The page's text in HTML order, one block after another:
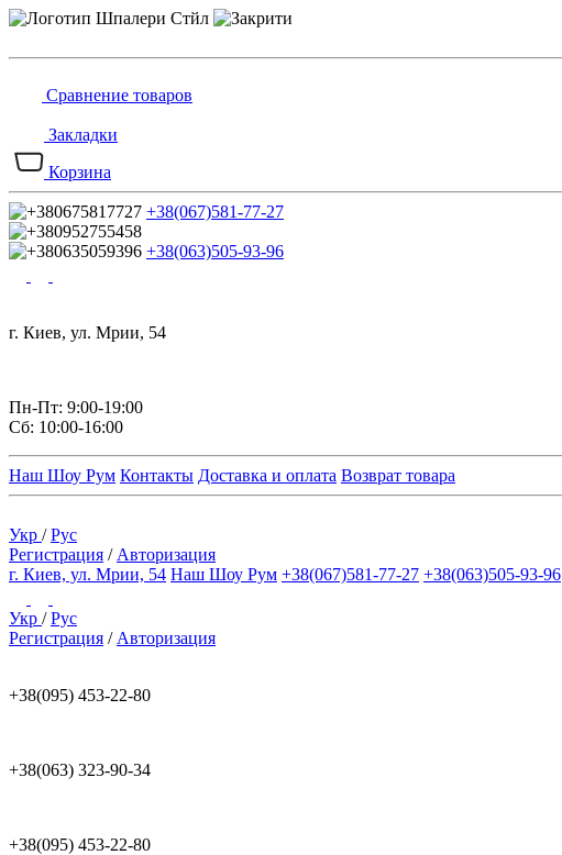
Сравнение товаров
Закладки
Корзина
+38(067)581-77-27
+38(063)505-93-96
г. Киев, ул. Мрии, 54
Пн-Пт: 9:00-19:00
Сб: 10:00-16:00
Наш Шоу Рум Контакты Доставка и оплата Возврат товара
Укр /Рус
Регистрация / Авторизация
г. Киев, ул. Мрии, 54 Наш Шоу Рум +38(067)581-77-27 +38(063)505-93-96
Укр /Рус
Регистрация / Авторизация
+38(095) 453-22-80
+38(063) 323-90-34
+38(095) 453-22-80